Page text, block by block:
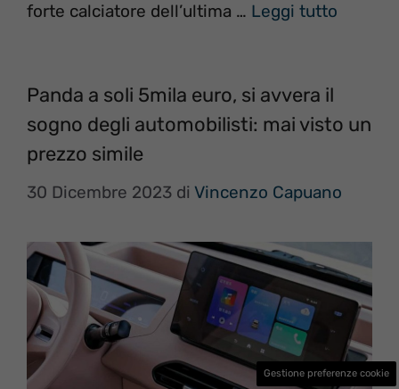
forte calciatore dell’ultima … Leggi tutto
Panda a soli 5mila euro, si avvera il
sogno degli automobilisti: mai visto un
prezzo simile
30 Dicembre 2023 di Vincenzo Capuano
Gestione preferenze cookie